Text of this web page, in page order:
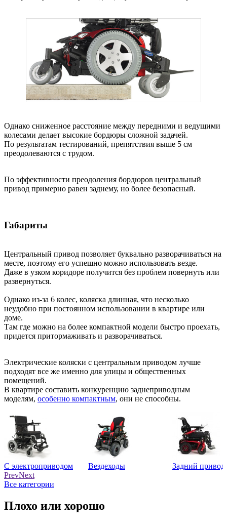
Однако сниженное расстояние между передними и ведущими
колесами делает высокие бордюры сложной задачей.
По результатам тестирований, препятствия выше 5 см
преодолеваются с трудом.
По эффективности преодоления бордюров центральный
привод примерно равен заднему, но более безопасный.
Габариты
Центральный привод позволяет буквально разворачиваться на
месте, поэтому его успешно можно использовать везде.
Даже в узком коридоре получится без проблем повернуть или
развернуться.
Однако из-за 6 колес, коляска длинная, что несколько
неудобно при постоянном использовании в квартире или
доме.
Там где можно на более компактной модели быстро проехать,
придется притормаживать и разворачиваться.
Электрические коляски с центральным приводом лучше
подходят все же именно для улицы и общественных
помещений.
В квартире составить конкуренцию заднеприводным
моделям, особенно компактным, они не способны.
С электроприводом Вездеходы
Задний привод
PrevNext
Все категории
Плохо или хорошо